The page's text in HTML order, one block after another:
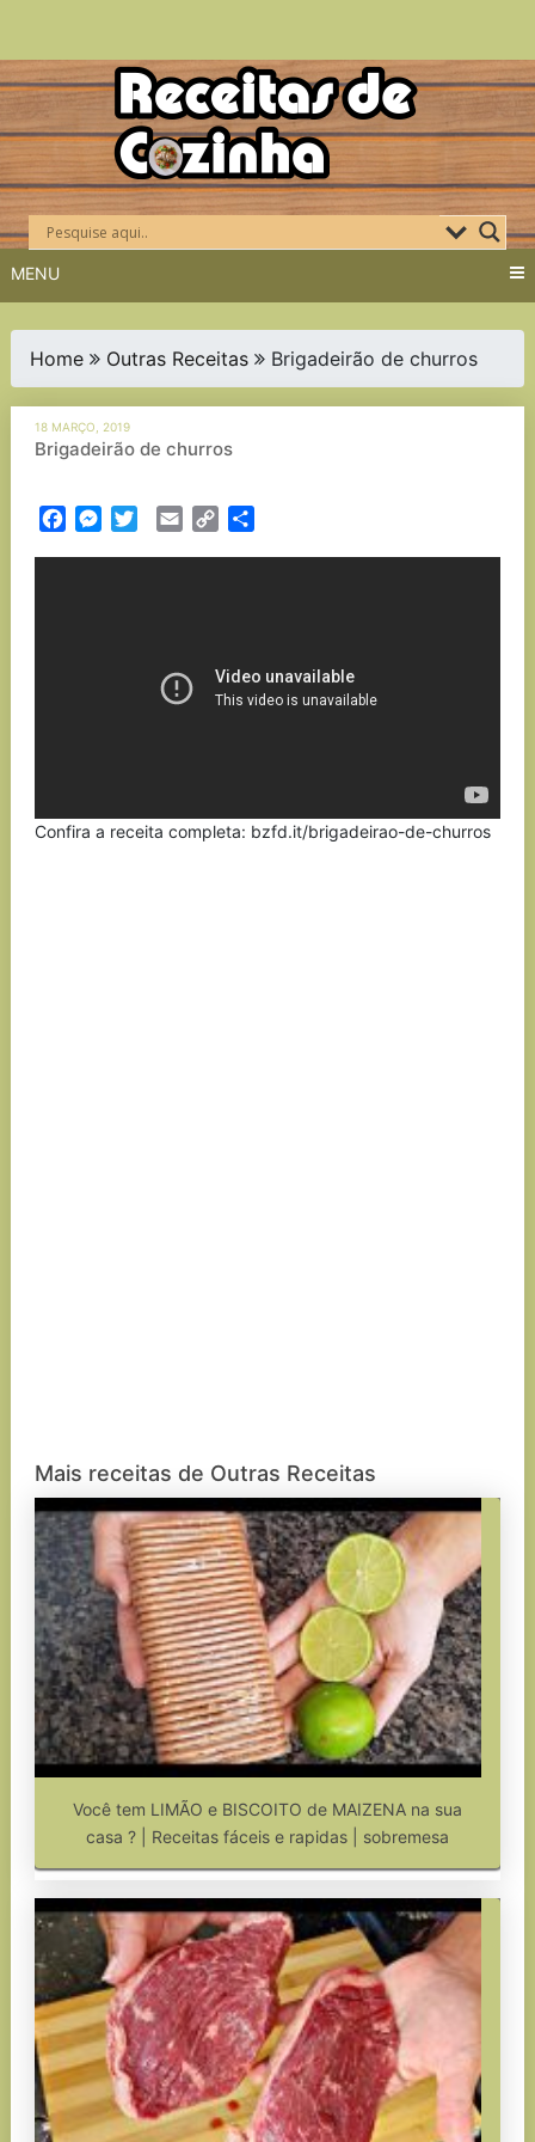
Skip
to
content
MENU
Home Outras Receitas Brigadeirão de churros
18 MARÇO, 2019
Brigadeirão de churros
FacebookMessenger
TwitterEmail Copy
Confira a receita completa: bzfd.it/brigadeirao-de-churros
Mais receitas de Outras Receitas
Você tem LIMÃO e BISCOITO de MAIZENA na sua
casa ? | Receitas fáceis e rapidas | sobremesa